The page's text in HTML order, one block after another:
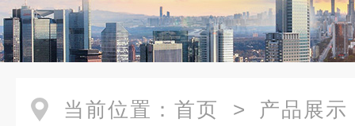
当前位置： 首页 > 产品展示